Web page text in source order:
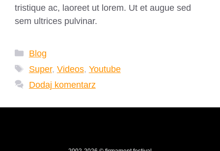
tristique ac, laoreet ut lorem. Ut et augue sed
sem ultrices pulvinar.
Kategorie
Blog
Tagi
Super, Videos, Youtube
Dodaj komentarz